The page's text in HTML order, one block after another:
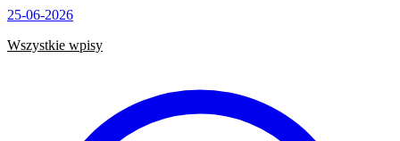
25-06-2026
Wszystkie wpisy